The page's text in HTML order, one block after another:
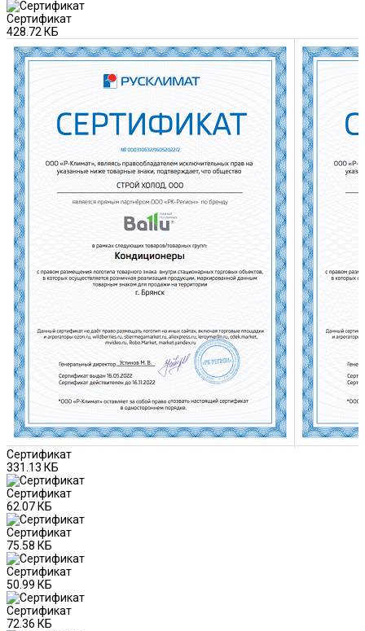
Сертификат
428.72 КБ
Сертификат
331.13 КБ
Сертификат
62.07 КБ
Сертификат
75.58 КБ
Сертификат
50.99 КБ
Сертификат
72.36 КБ